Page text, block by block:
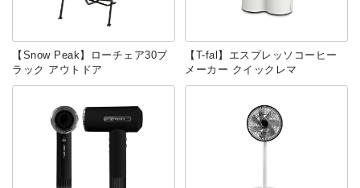
【Snow Peak】ローチェア30ブ
ラック アウトドア
【T-fal】エスプレッソコーヒー
メーカー クイックレマ